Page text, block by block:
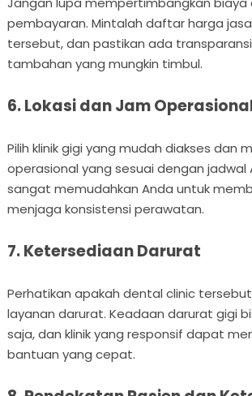
pembayaran. Mintalah daftar harga
tersebut, dan pastikan ada
tambahan yang mungkin timbul.
6. Lokasi dan Jam
Pilih klinik gigi yang mudah diakses dan
operasional yang sesuai dengan jadwal
sangat memudahkan Anda untuk
menjaga konsistensi perawatan.
7. Ketersediaan Darurat
Perhatikan apakah dental clinic
layanan darurat. Keadaan darurat gigi
saja, dan klinik yang responsif dapat
bantuan yang cepat.